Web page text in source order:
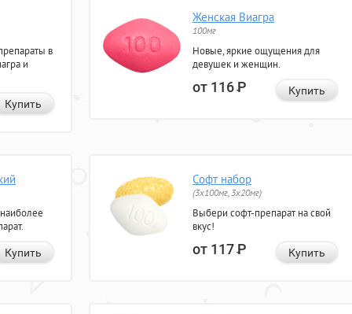
в
и
Купить
Женская Виагра
100мг
Новые, яркие ощущения для
девушек и женщин.
от 116Р Купить
Купить
Софт набор
(3x100мг, 3x20мг)
Выбери софт-препарат на свой
вкус!
от 117Р Купить